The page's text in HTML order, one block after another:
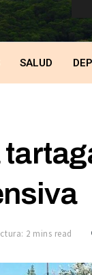
SALUD
2 mins read